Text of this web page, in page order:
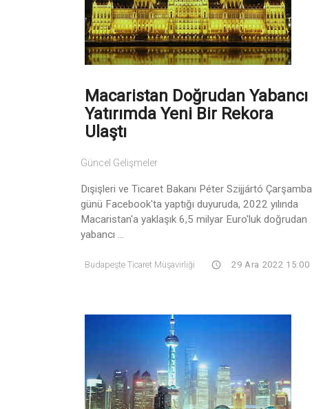
Macaristan Doğrudan Yabancı
Yatırımda Yeni Bir Rekora
Ulaştı
Güncel Gelişmeler
Dışişleri ve Ticaret Bakanı Péter Szijjártó Çarşamba
günü Facebook'ta yaptığı duyuruda, 2022 yılında
Macaristan'a yaklaşık 6,5 milyar Euro'luk doğrudan
yabancı ...
Budapeşte Ticaret Müşavirliği 29 Ara 2022 15:00